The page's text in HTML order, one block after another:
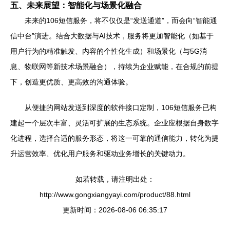
五、未来展望：智能化与场景化融合
未来的106短信服务，将不仅仅是“发送通道”，而会向“智能通
信中台”演进。结合大数据与AI技术，服务将更加智能化（如基于
用户行为的精准触发、内容的个性化生成）和场景化（与5G消
息、物联网等新技术场景融合），持续为企业赋能，在合规的前提
下，创造更优质、更高效的沟通体验。
从便捷的网站发送到深度的软件接口定制，106短信服务已构
建起一个层次丰富、灵活可扩展的生态系统。企业应根据自身数字
化进程，选择合适的服务形态，将这一可靠的通信能力，转化为提
升运营效率、优化用户服务和驱动业务增长的关键动力。
如若转载，请注明出处：
http://www.gongxiangyayi.com/product/88.html
更新时间：2026-08-06 06:35:17